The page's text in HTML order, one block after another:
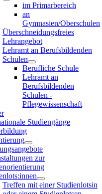
im Primarbereich
an
Gymnasien/Oberschulen
Überschneidungsfreies
Lehrangebot
Lehramt an Berufsbildenden
Schulen
Berufliche Schule
Lehramt an
Berufsbildenden
Schulen -
Pflegewissenschaft
Studiengänge
zur
Treffen mit einer Studienlotsin